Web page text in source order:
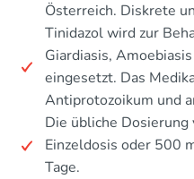
Österreich. Diskrete
Tinidazol wird zur
Giardiasis,
eingesetzt. Das
Antiprotozoikum und
Die übliche
Einzeldosis oder 500
Tage.